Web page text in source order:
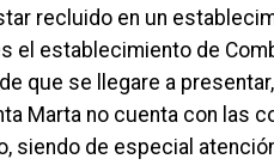
recluido en un
el establecimiento de
que se llegare a
Marta no cuenta con las
siendo de especial